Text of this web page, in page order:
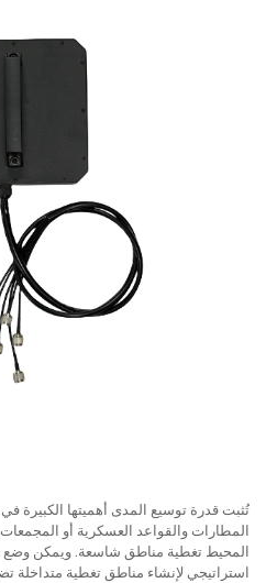
تُثبت قدرة توسيع المدى أهميتها الكبيرة
المطارات والقواعد العسكرية أو
المحيط تغطية مناطق شاسعة. ويمكن وضع
استراتيجي لإنشاء مناطق تغطية